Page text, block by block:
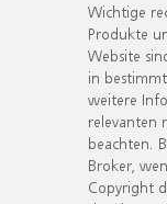
Wichtige
Produkte
Website
in
weitere
relevanten
beachten.
Broker,
Copyright